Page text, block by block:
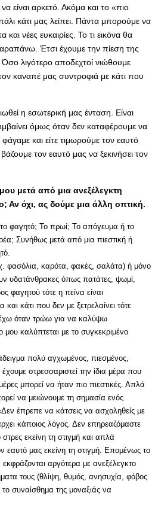
είναι αρκετό. Ακόμα και το «πιο
κάτι μας λείπει. Πάντα μπορούμε να
νέες ευκαιρίες. Το τι εικόνα θα
Έτσι έχουμε την πίεση της
λιγότερο αποδεχτοί νιώθουμε
καναπέ μας συντροφιά με κάτι που
η εσωτερική μας ένταση. Είναι
όμως όταν δεν καταφέρουμε να
και είτε τιμωρούμε τον εαυτό
τον εαυτό μας να ξεκινήσει τον
μετά από μια ανεξέλεγκτη
Αν όχι, ας δούμε μια άλλη οπτική.
φαγητό; Το πρωί; Το απόγευμα ή το
Συνήθως μετά από μια πιεστική ή
φασόλια, καρότα, φακές, σαλάτα) ή μόνο
υδατάνθρακες όπως πατάτες, ψωμί,
φαγητού τότε η πείνα είναι
κάτι που δεν με ξετρελαίνει τότε
έχω όταν τρώω για να καλύψω
καλύπτεται με το συγκεκριμένο
πολύ αγχωμένος, πιεσμένος,
στρεσσαριστεί την ίδια μέρα που
μπορεί να ήταν πιο πιεστικές. Απλά
να μειώνουμε τη σημασία ενός
έπρεπε να κάτσεις να ασχοληθείς με
κάποιος λόγος. Δεν επηρεαζόμαστε
εκείνη τη στιγμή και απλά
μας εκείνη τη στιγμή. Επομένως το
αργότερα με ανεξέλεγκτο
τους (θλίψη, θυμός, ανησυχία, φόβος
συναίσθημα της μοναξιάς να